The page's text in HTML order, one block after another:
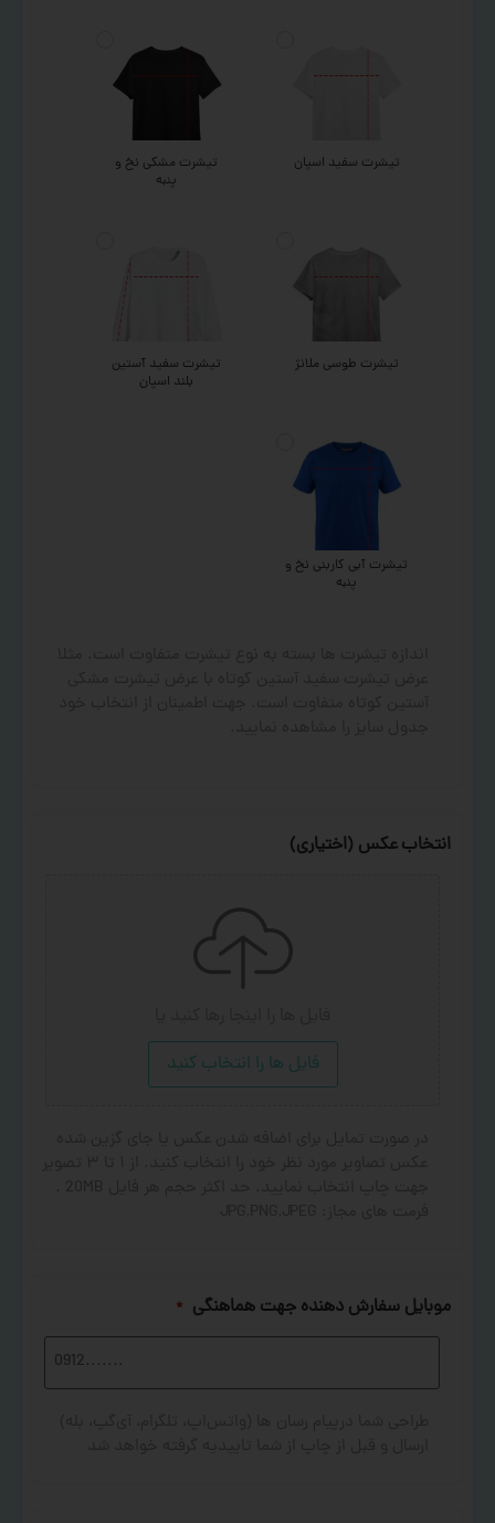
تیشرت سفید اسپان
تیشرت مشکی نخ و
پنبه
تیشرت طوسی ملانژ
تیشرت سفید آستین
بلند اسپان
تیشرت آبی کاربنی نخ و
پنبه
انتخاب عکس (اختیاری)
فایل ها را انتخاب کنید
موبایل سفارش دهنده جهت هماهنگی *